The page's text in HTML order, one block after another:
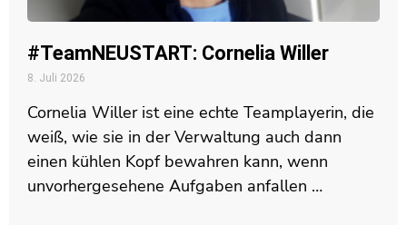
#TeamNEUSTART: Cornelia Willer
8. Juli 2026
Cornelia Willer ist eine echte Teamplayerin, die
weiß, wie sie in der Verwaltung auch dann
einen kühlen Kopf bewahren kann, wenn
unvorhergesehene Aufgaben anfallen …